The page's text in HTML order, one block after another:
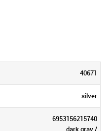
40671
silver
6953156215740